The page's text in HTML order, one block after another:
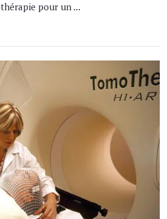
pour un ...